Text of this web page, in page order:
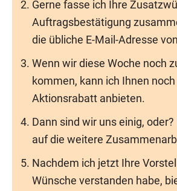
Gerne fasse ich Ihre
Auftragsbestätigung
die übliche E-Mail-Adresse
Wenn wir diese Woche noch
kommen, kann ich Ihnen
Aktionsrabatt anbieten.
Dann sind wir uns einig,
auf die weitere
Nachdem ich jetzt Ihre
Wünsche verstanden habe,